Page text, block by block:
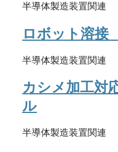
半導体製造装置関連
ロボット溶
半導体製造装置関連
カシメ加工対
ル
半導体製造装置関連